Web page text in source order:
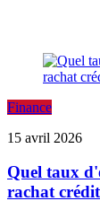
Finance
15 avril 2026
Quel taux
rachat crédit